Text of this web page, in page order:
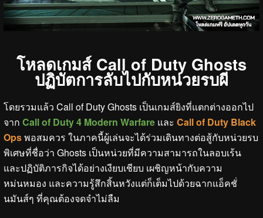
โหลดเกมส์ Call of Duty Ghosts
ปฏิบัตการลับไปกับหน่วยรบผี
โดยรวมแล้ว Call of Duty Ghosts เป็นเกมส์ยิงที่แตกต่างออกไป
จาก Call of Duty 4 Modern Warfare และ Call of Duty Black
Opsพอสมควร ในภาคนี้ผู้เล่นจะได้ร่วมเดินทางต่อสู้กับหน่วยรบ
พิเศษที่ชื่อว่า Ghosts เป็นหน่วยที่มีความสามารถในลอบเร้น
และปฏิบัติภารกิจได้อย่างเงียบเชียบ เผชิญหน้ากับความ
หม่นหมอง และความรู้สึกสิ้นหวังแต่ก็เต็มไปด้วยฉากแอ็คชั่
นมันส์ๆ ที่คุณต้องจดจำไม่ลืม